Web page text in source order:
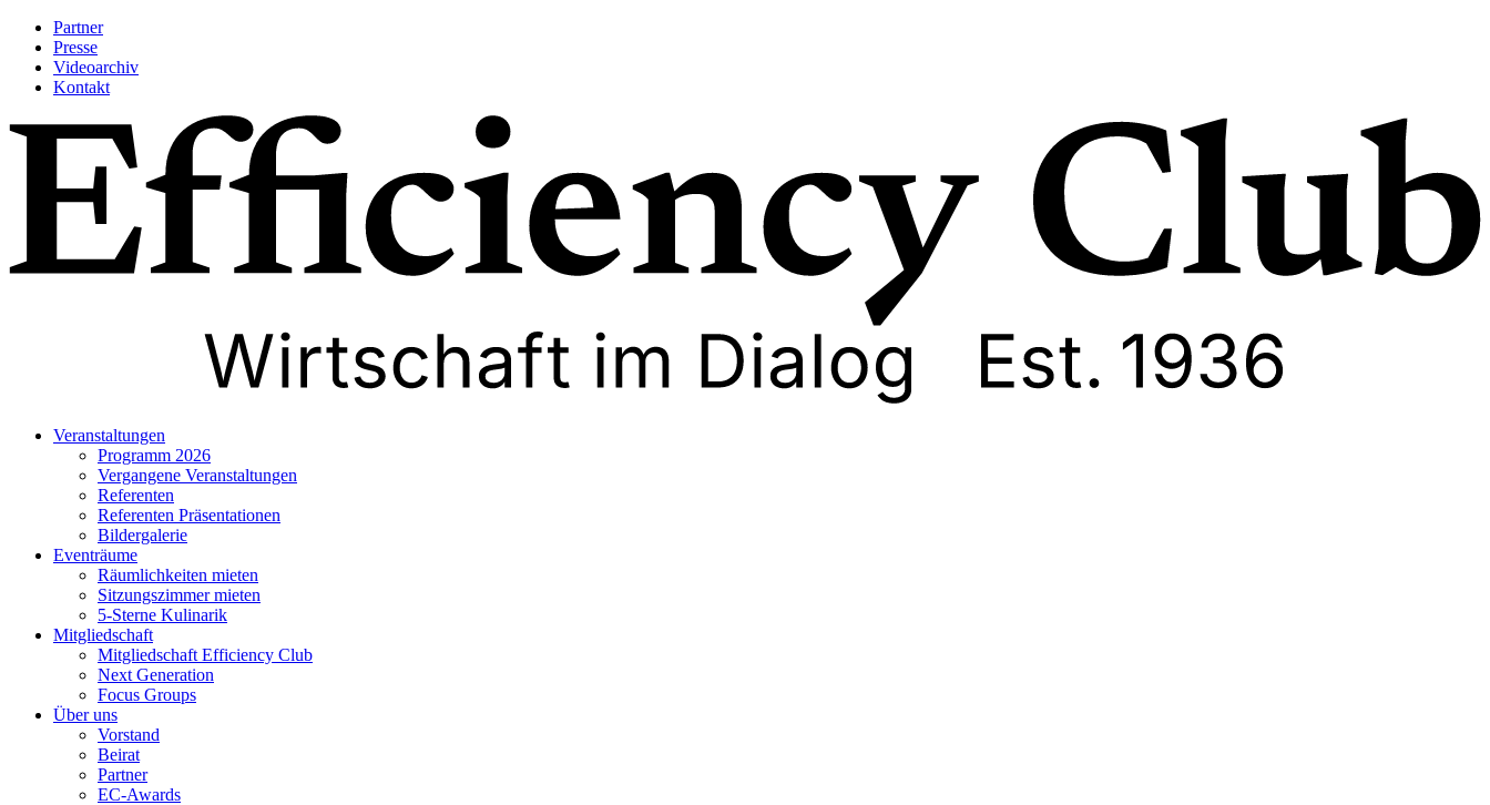
Partner
Presse
Videoarchiv
Kontakt
Veranstaltungen
Programm 2026
Vergangene Veranstaltungen
Referenten
Referenten Präsentationen
Bildergalerie
Eventräume
Räumlichkeiten mieten
Sitzungszimmer mieten
5-Sterne Kulinarik
Mitgliedschaft
Mitgliedschaft Efficiency Club
Next Generation
Focus Groups
Über uns
Vorstand
Beirat
Partner
EC-Awards